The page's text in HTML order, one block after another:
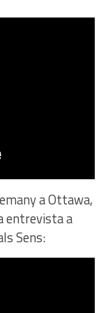
a Ottawa,
entrevista a
Sens: